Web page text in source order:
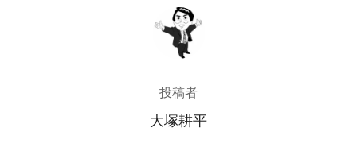
投稿者
投稿者
大塚耕平